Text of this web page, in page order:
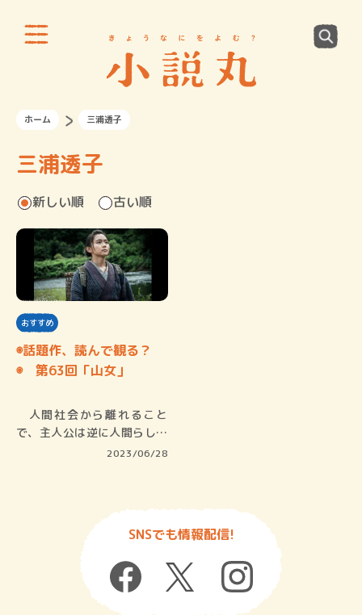
ホーム 三浦透子
三浦透子
新しい順 古い順
おすすめ
◉話題作、読んで観る？
◉ 第63回「山女」
人間社会から離れること
で、主人公は逆に人間らしく
2023/06/28
SNSでも情報配信!